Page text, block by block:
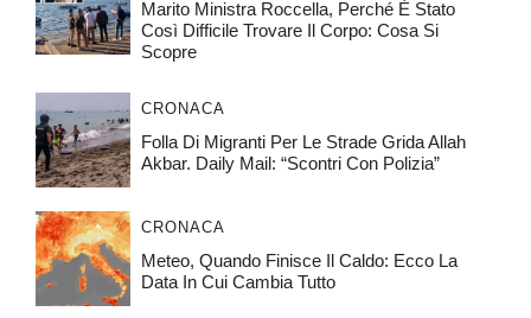
Marito Ministra Roccella, Perché È Stato
Così Difficile Trovare Il Corpo: Cosa Si
Scopre
CRONACA
Folla Di Migranti Per Le Strade Grida Allah
Akbar. Daily Mail: “Scontri Con Polizia”
CRONACA
Meteo, Quando Finisce Il Caldo: Ecco La
Data In Cui Cambia Tutto